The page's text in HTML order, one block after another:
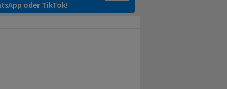
oder TikTok!